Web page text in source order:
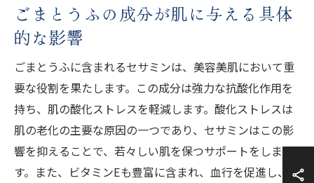
ごまとうふの成分が肌に与える具体
的な影響
ごまとうふに含まれるセサミンは、美容美肌において重
要な役割を果たします。この成分は強力な抗酸化作用を
持ち、肌の酸化ストレスを軽減します。酸化ストレスは
肌の老化の主要な原因の一つであり、セサミンはこの影
響を抑えることで、若々しい肌を保つサポートをしま
す。また、ビタミンEも豊富に含まれ、血行を促進し、新